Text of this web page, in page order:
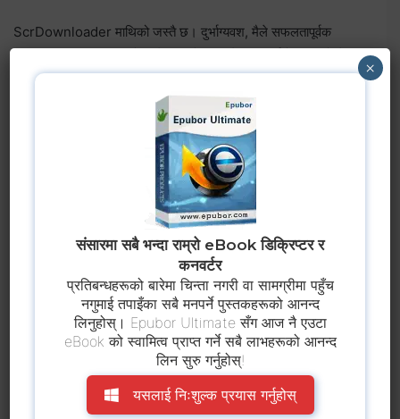
ScrDownloader माथिको जस्तै छ। दुर्भाग्यवश, मैले सफलतापूर्वक
अहिले अफलाइन छ। कृपया पछि फेरि प्रयास गर्नुहोस्'।
हामी आशा गर्दछौं कि तपाईंले तपाईंलाई आवश्यक पर्ने Scribd कागजात फेला
पार्न र कुनै समस्या बिना डाउनलोड गर्न सक्नुहुन्छ। यो तपाइँको कम्प्युटर मा एक
Kindle मा Scribd अफलाइन पढ्नुहोस्
जुनसुकै उपकरण तपाईलाई मनपर्छ। यदि तपाइँसँग कुनै प्रश्नहरू छन् भने
हामीलाई टिप्पणीहरूमा थाहा दिनुहोस्।
र यदि तपाईंलाई यो गाइड उपयोगी छ भन्ने लाग्छ भने, यसलाई साझा गर्न
नबिर्सनुहोस्। यसले साँच्चै मद्दत गर्छ।
संसारमा सबै भन्दा राम्रो eBook डिक्रिप्टर र
कनवर्टर
प्रतिबन्धहरूको बारेमा चिन्ता नगरी वा सामग्रीमा पहुँच
नगुमाई तपाइँका सबै मनपर्ने पुस्तकहरूको आनन्द
लिनुहोस्। Epubor Ultimate सँग आज नै एउटा
eBook को स्वामित्व प्राप्त गर्ने सबै लाभहरूको आनन्द
लिन सुरु गर्नुहोस्!
यसलाई निःशुल्क प्रयास गर्नुहोस्
×